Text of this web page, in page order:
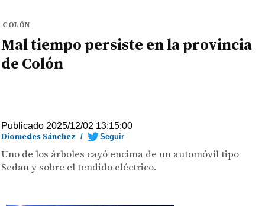
COLÓN
Mal tiempo persiste en la provincia
de Colón
Publicado 2025/12/02 13:15:00
Diomedes Sánchez / Seguir
Uno de los árboles cayó encima de un automóvil tipo
Sedan y sobre el tendido eléctrico.